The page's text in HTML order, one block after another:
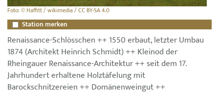
Foto: © Haffitt / wikimedia / CC BY-SA 4.0
Station merken
Renaissance-Schlösschen ++ 1550 erbaut, letzter Umbau
1874 (Architekt Heinrich Schmidt) ++ Kleinod der
Rheingauer Renaissance-Architektur ++ seit dem 17.
Jahrhundert erhaltene Holztäfelung mit
Barockschnitzereien ++ Domänenweingut ++